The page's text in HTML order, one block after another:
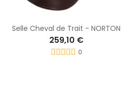
Selle Cheval de Trait - NORTON
259,10 €
0